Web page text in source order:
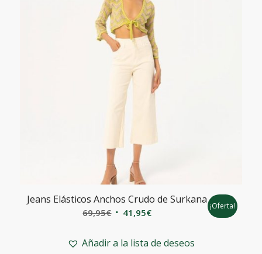
Jeans Elásticos Anchos Crudo de Surkana
69,95€ El
original
41,95€El
actual
¡Oferta!
Añadir a la lista de deseos